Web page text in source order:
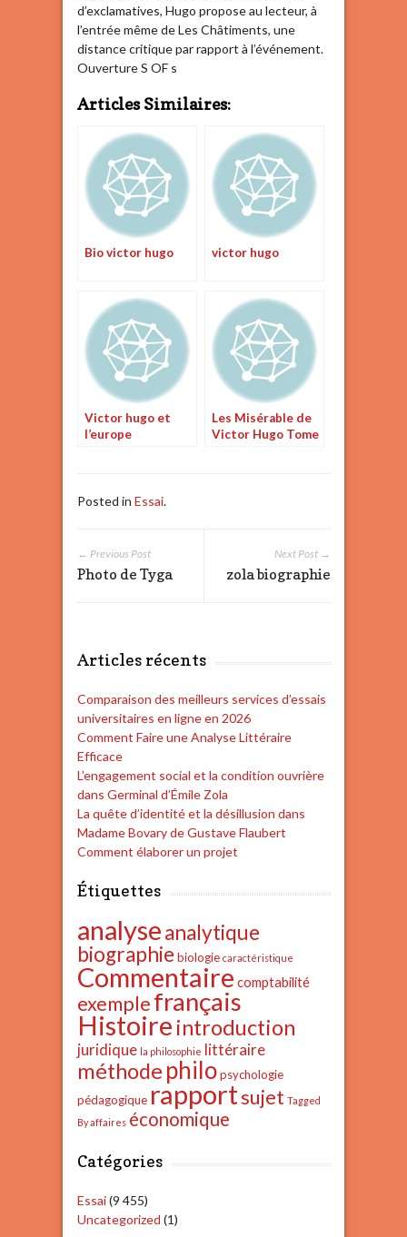
d’exclamatives, Hugo propose au lecteur, à
l’entrée même de Les Châtiments, une
distance critique par rapport à l’événement.
Ouverture S OF s
Articles Similaires:
Bio victor hugo victor hugo
Victor hugo et
l’europe
Les Misérable de
Victor Hugo Tome
Posted in Essai.
Next Post →
zola biographie
← Previous Post
Photo de Tyga
Articles récents
Comparaison des meilleurs services d’essais
universitaires en ligne en 2026
Comment Faire une Analyse Littéraire
Efficace
L’engagement social et la condition ouvrière
dans Germinal d’Émile Zola
La quête d’identité et la désillusion dans
Madame Bovary de Gustave Flaubert
Comment élaborer un projet
Étiquettes
analyseanalytique
biographie biologie caractéristique
Commentaire comptabilité
exemplefrançais
Histoire introduction
juridique la philosophie littéraire
méthode philo psychologie
pédagogique rapportsujet Tagged
By affaires économique
Catégories
Essai(9 455)
Uncategorized (1)